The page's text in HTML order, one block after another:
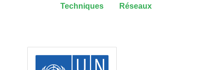
Techniques Réseaux